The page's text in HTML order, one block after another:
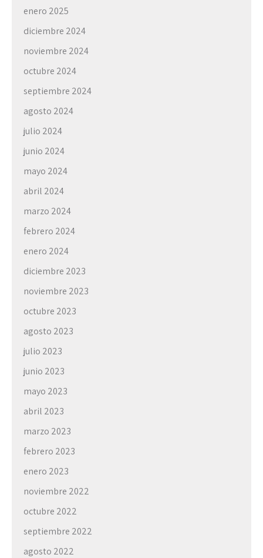
enero 2025
diciembre 2024
noviembre 2024
octubre 2024
septiembre 2024
agosto 2024
julio 2024
junio 2024
mayo 2024
abril 2024
marzo 2024
febrero 2024
enero 2024
diciembre 2023
noviembre 2023
octubre 2023
agosto 2023
julio 2023
junio 2023
mayo 2023
abril 2023
marzo 2023
febrero 2023
enero 2023
noviembre 2022
octubre 2022
septiembre 2022
agosto 2022